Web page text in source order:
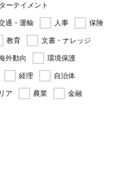
ーテイメント
通・運輸 人事
保険
教育
文書・ナレッジ
外動向
環境保護
経理
自治体
ア 農業 金融